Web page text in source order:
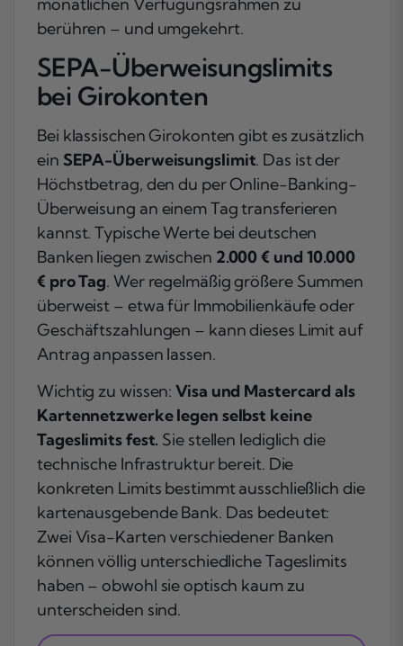
monatlichen Verfügungsrahmen zu
berühren – und umgekehrt.
SEPA-Überweisungslimits
bei Girokonten
Bei klassischen Girokonten gibt es zusätzlich
ein SEPA-Überweisungslimit. Das ist der
Höchstbetrag, den du per Online-Banking-
Überweisung an einem Tag transferieren
kannst. Typische Werte bei deutschen
Banken liegen zwischen 2.000 € und 10.000
€ pro Tag. Wer regelmäßig größere Summen
überweist – etwa für Immobilienkäufe oder
Geschäftszahlungen – kann dieses Limit auf
Antrag anpassen lassen.
Wichtig zu wissen:Visa und Mastercard als
Kartennetzwerke legen selbst keine
Tageslimits fest. Sie stellen lediglich die
technische Infrastruktur bereit. Die
konkreten Limits bestimmt ausschließlich die
kartenausgebende Bank. Das bedeutet:
Zwei Visa-Karten verschiedener Banken
können völlig unterschiedliche Tageslimits
haben – obwohl sie optisch kaum zu
unterscheiden sind.